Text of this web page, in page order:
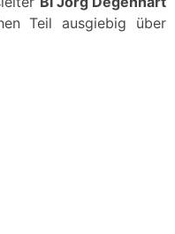
Teil ausgiebig über